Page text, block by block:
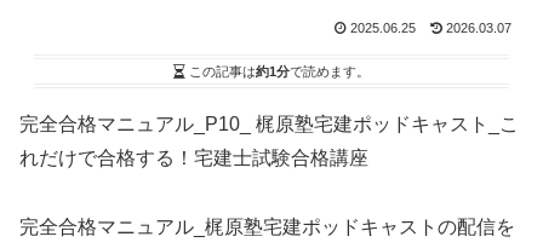
2025.06.25 2026.03.07
この記事は約1分で読めます。
完全合格マニュアル_P10_ 梶原塾宅建ポッドキャスト_こ
れだけで合格する！宅建士試験合格講座
完全合格マニュアル_梶原塾宅建ポッドキャストの配信を